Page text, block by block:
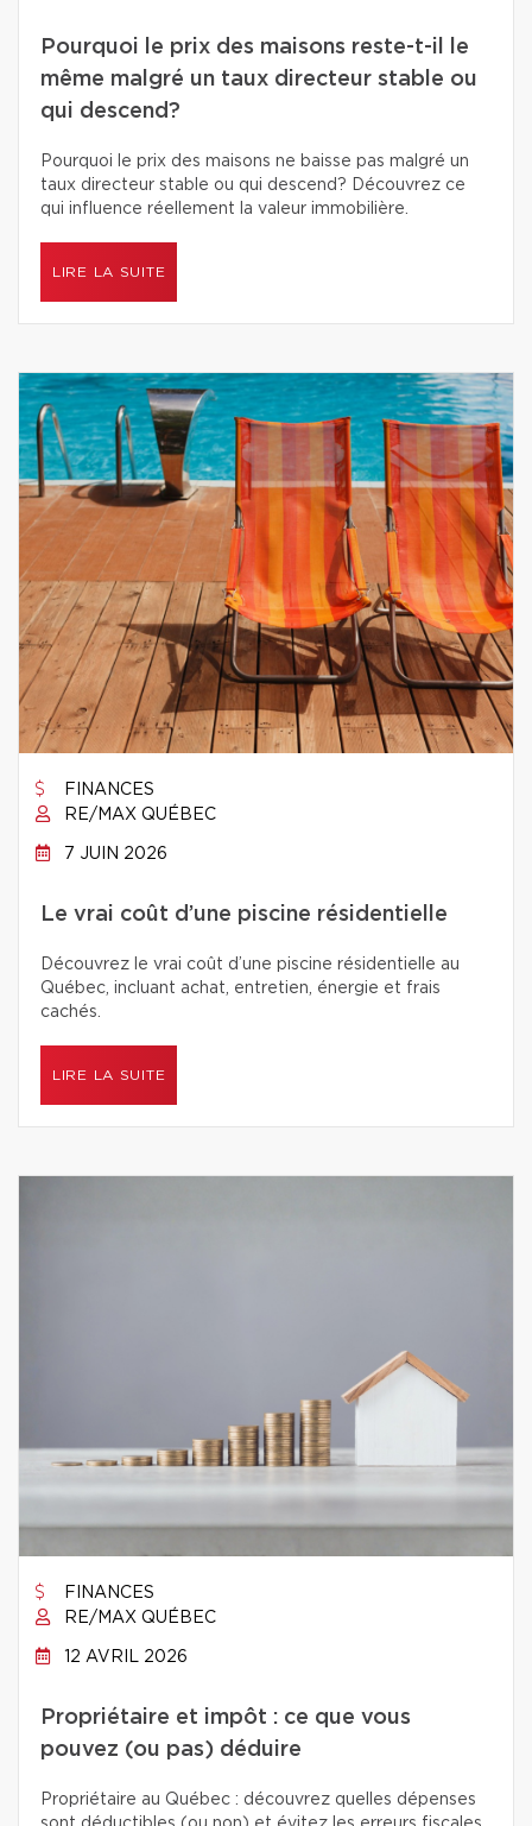
Pourquoi le prix des maisons reste-t-il le
même malgré un taux directeur stable ou
qui descend?
Pourquoi le prix des maisons ne baisse pas malgré un
taux directeur stable ou qui descend? Découvrez ce
qui influence réellement la valeur immobilière.
LIRE LA SUITE
FINANCES
RE/MAX QUÉBEC
7 JUIN 2026
Le vrai coût d’une piscine résidentielle
Découvrez le vrai coût d’une piscine résidentielle au
Québec, incluant achat, entretien, énergie et frais
cachés.
LIRE LA SUITE
FINANCES
RE/MAX QUÉBEC
12 AVRIL 2026
Propriétaire et impôt : ce que vous
pouvez (ou pas) déduire
Propriétaire au Québec : découvrez quelles dépenses